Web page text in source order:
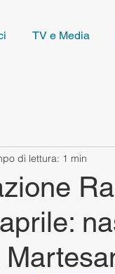
TV e Media
di lettura: 1 min